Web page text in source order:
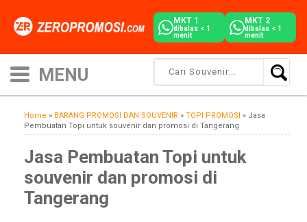
MKT 1
dibalas < 1
menit
MKT 2
dibalas < 1
menit
Home » BARANG PROMOSI DAN SOUVENIR » TOPI PROMOSI » Jasa
Pembuatan Topi untuk souvenir dan promosi di Tangerang
Jasa Pembuatan Topi untuk
souvenir dan promosi di
Tangerang